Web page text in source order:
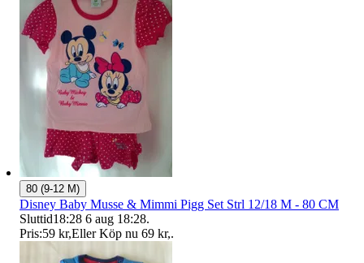
80 (9-12 M)
Disney Baby Musse & Mimmi Pigg Set Strl 12/18 M - 80 CM
Sluttid18:28 6 aug 18:28.
Pris:59 kr,Eller Köp nu 69 kr,.